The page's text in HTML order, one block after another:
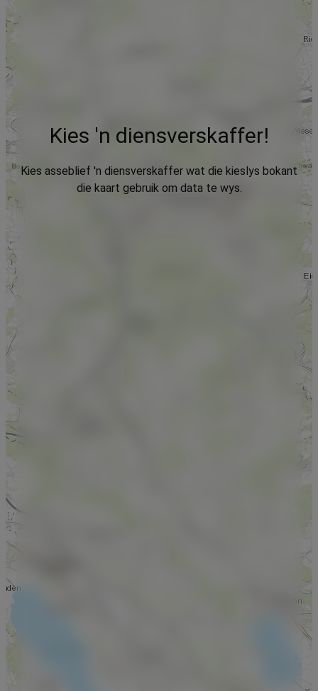
Kies 'n diensverskaffer!
Kies asseblief 'n diensverskaffer wat die kieslys bokant
die kaart gebruik om data te wys.